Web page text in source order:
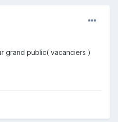
grand public( vacanciers )